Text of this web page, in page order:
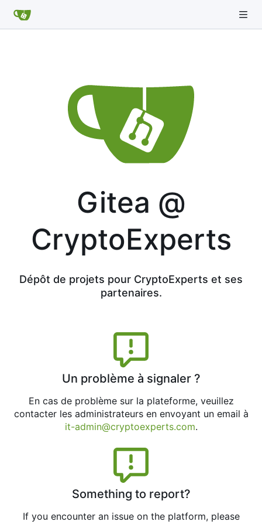
Gitea @
CryptoExperts
Dépôt de projets pour CryptoExperts et ses
partenaires.
Un problème à signaler ?
En cas de problème sur la plateforme, veuillez
contacter les administrateurs en envoyant un email à
it-admin@cryptoexperts.com.
Something to report?
If you encounter an issue on the platform, please